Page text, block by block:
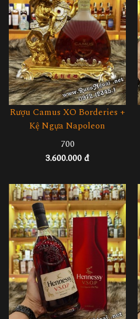
Rượu Camus XO Borderies +
Kệ Ngựa Napoleon
700
3.600.000 đ